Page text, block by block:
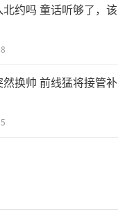
约吗 童话听够了，该
换帅 前线猛将接管补